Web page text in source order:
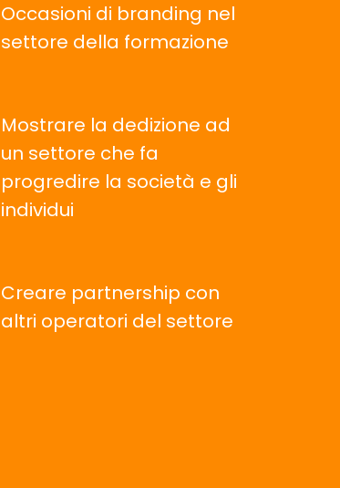
Occasioni di branding nel
settore della formazione
Mostrare la dedizione ad
un settore che fa
progredire la società e gli
individui
Creare partnership con
altri operatori del settore